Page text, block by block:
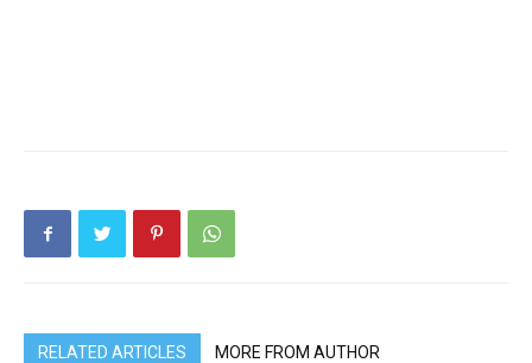
RELATED ARTICLES MORE FROM AUTHOR